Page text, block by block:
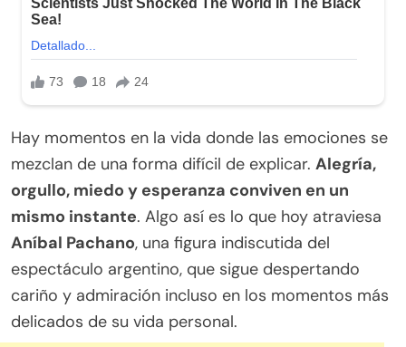
Hay momentos en la vida donde las emociones se
mezclan de una forma difícil de explicar. Alegría,
orgullo, miedo y esperanza conviven en un
mismo instante. Algo así es lo que hoy atraviesa
Aníbal Pachano, una figura indiscutida del
espectáculo argentino, que sigue despertando
cariño y admiración incluso en los momentos más
delicados de su vida personal.